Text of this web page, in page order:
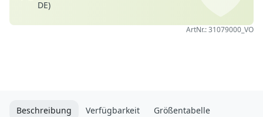
DE)
ArtNr.: 31079000_VO
Beschreibung Verfügbarkeit Größentabelle